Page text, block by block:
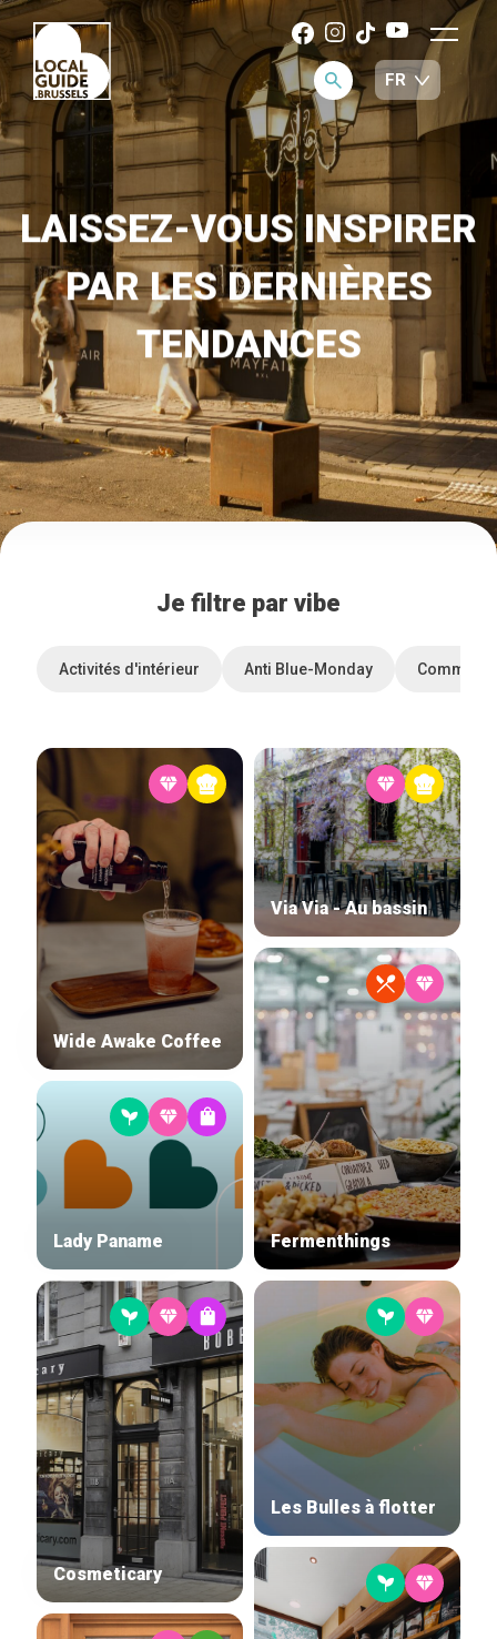
Accueil
Bonnes adresses
Quartiers
Blog
LAISSEZ-VOUS INSPIRER
PAR LES DERNIÈRES
TENDANCES
Je filtre par vibe
Activités d'intérieur Anti Blue-Monday
Wide Awake Coffee
Via Via - Au bassin
Fermenthings
Lady Paname
Cosmeticary
Les Bulles à flotter